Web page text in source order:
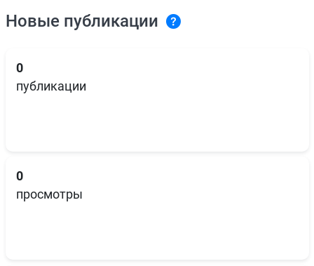
Новые публикации
0
публикации
0
просмотры